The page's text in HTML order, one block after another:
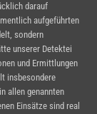
darauf
aufgeführten
sondern
unserer Detektei
und Ermittlungen
insbesondere
allen genannten
Einsätze sind real